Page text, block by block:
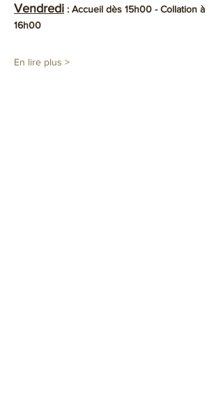
Vendredi : Accueil dès 15h00 - Collation à
16h00
En lire plus >